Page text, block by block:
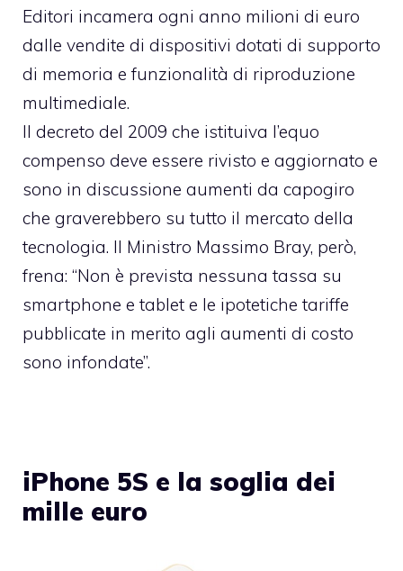
Editori incamera ogni anno milioni di euro
dalle vendite di dispositivi dotati di supporto
di memoria e funzionalità di riproduzione
multimediale.
Il decreto del 2009 che istituiva l’equo
compenso deve essere rivisto e aggiornato e
sono in discussione aumenti da capogiro
che graverebbero su tutto il mercato della
tecnologia. Il Ministro Massimo Bray, però,
frena: “Non è prevista nessuna tassa su
smartphone e tablet e le ipotetiche tariffe
pubblicate in merito agli aumenti di costo
sono infondate”.
iPhone 5S e la soglia dei
mille euro